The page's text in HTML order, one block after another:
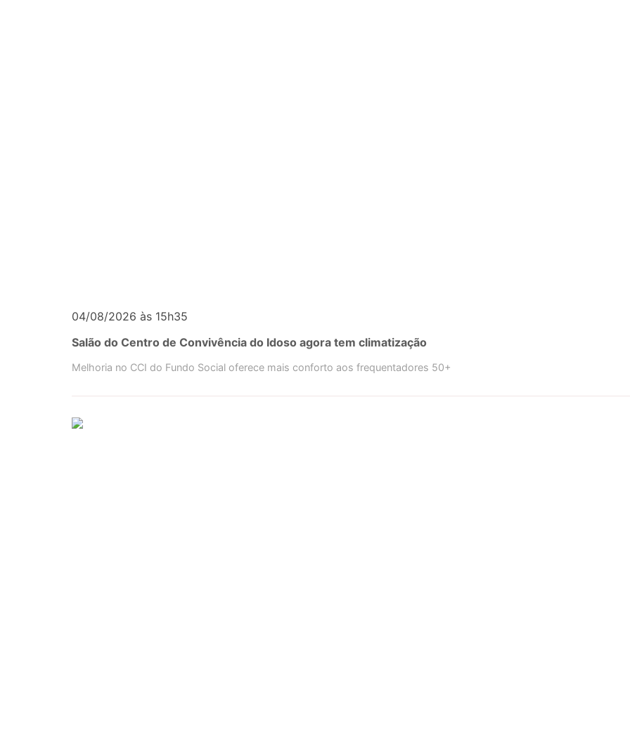
04/08/2026 às 15h35
Salão do Centro de Convivência do Idoso agora tem climatização
Melhoria no CCI do Fundo Social oferece mais conforto aos frequentadores 50+